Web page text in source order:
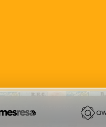
au suivi des visites sur